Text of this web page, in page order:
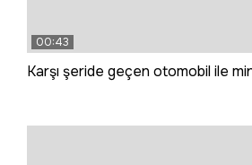
00:43
Karşı şeride geçen otomobil ile